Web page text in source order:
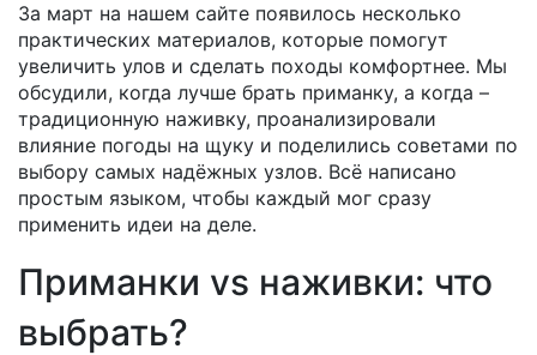
За март на нашем сайте появилось несколько
практических материалов, которые помогут
увеличить улов и сделать походы комфортнее. Мы
обсудили, когда лучше брать приманку, а когда –
традиционную наживку, проанализировали
влияние погоды на щуку и поделились советами по
выбору самых надёжных узлов. Всё написано
простым языком, чтобы каждый мог сразу
применить идеи на деле.
Приманки vs наживки: что
выбрать?